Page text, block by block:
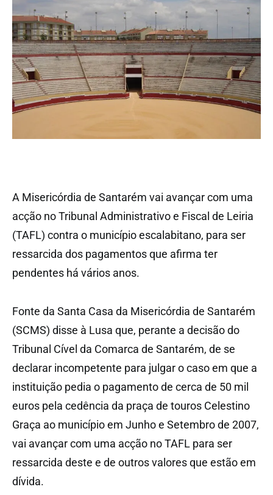
A Misericórdia de Santarém vai avançar com uma
acção no Tribunal Administrativo e Fiscal de Leiria
(TAFL) contra o município escalabitano, para ser
ressarcida dos pagamentos que afirma ter
pendentes há vários anos.
Fonte da Santa Casa da Misericórdia de Santarém
(SCMS) disse à Lusa que, perante a decisão do
Tribunal Cível da Comarca de Santarém, de se
declarar incompetente para julgar o caso em que a
instituição pedia o pagamento de cerca de 50 mil
euros pela cedência da praça de touros Celestino
Graça ao município em Junho e Setembro de 2007,
vai avançar com uma acção no TAFL para ser
ressarcida deste e de outros valores que estão em
dívida.